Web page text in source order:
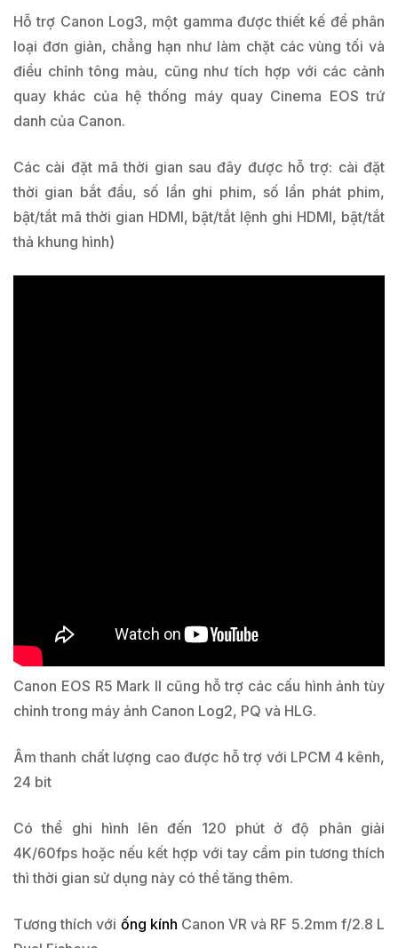
Hỗ trợ Canon Log3, một gamma được thiết kế để phân
loại đơn giản, chẳng hạn như làm chặt các vùng tối và
điều chỉnh tông màu, cũng như tích hợp với các cảnh
quay khác của hệ thống máy quay Cinema EOS trứ
danh của Canon.
Các cài đặt mã thời gian sau đây được hỗ trợ: cài đặt
thời gian bắt đầu, số lần ghi phim, số lần phát phim,
bật/tắt mã thời gian HDMI, bật/tắt lệnh ghi HDMI, bật/tắt
thả khung hình)
Canon EOS R5 Mark II cũng hỗ trợ các cấu hình ảnh tùy
chỉnh trong máy ảnh Canon Log2, PQ và HLG.
Âm thanh chất lượng cao được hỗ trợ với LPCM 4 kênh,
24 bit
Có thể ghi hình lên đến 120 phút ở độ phân giải
4K/60fps hoặc nếu kết hợp với tay cầm pin tương thích
thì thời gian sử dụng này có thể tăng thêm.
Tương thích với ống kính Canon VR và RF 5.2mm f/2.8 L